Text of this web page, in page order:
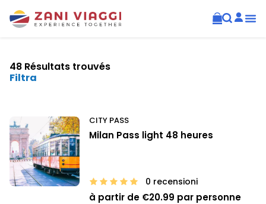
48 Résultats trouvés
Filtra
CITY PASS
Milan Pass light 48 heures
0 recensioni
à partir de €20.99 par personne